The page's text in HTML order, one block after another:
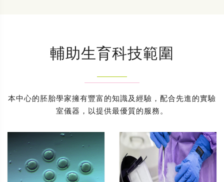
輔助生育科技範圍
本中心的胚胎學家擁有豐富的知識及經驗，配合先進的實驗
室儀器，以提供最優質的服務。